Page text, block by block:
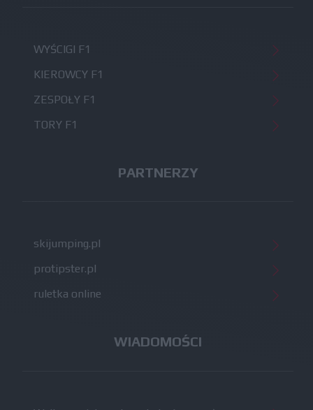
WYŚCIGI F1
KIEROWCY F1
ZESPOŁY F1
TORY F1
PARTNERZY
skijumping.pl
protipster.pl
ruletka online
WIADOMOŚCI